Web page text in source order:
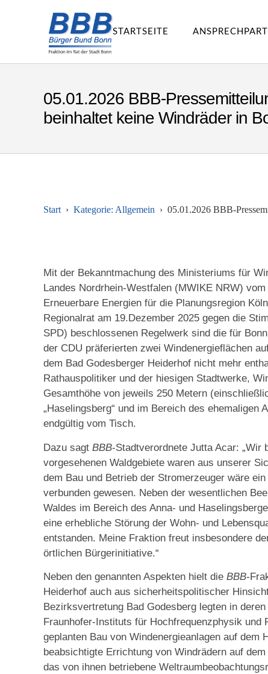
STARTSEITE
05.01.2026 BBB-
beinhaltet keine Windräder in
Start Kategorie: Allgemein 05.01.2026 BBB-
Mit der Bekanntmachung des Ministeriums für
Landes Nordrhein-Westfalen (MWIKE NRW)
Erneuerbare Energien für die Planungsregion
Regionalrat am 19.Dezember 2025 gegen die
SPD) beschlossenen Regelwerk sind die für
der CDU präferierten zwei Windenergieflächen
dem Bad Godesberger Heiderhof nicht mehr
Rathauspolitiker und der hiesigen Stadtwerke,
Gesamthöhe von jeweils 250 Metern
„Haselingsberg“ und im Bereich des
endgültig vom Tisch.
Dazu sagt BBB-Stadtverordnete Jutta Acar: „Wir
vorgesehenen Waldgebiete waren aus unserer
dem Bau und Betrieb der Stromerzeuger wäre
verbunden gewesen. Neben der wesentlichen
Waldes im Bereich des Anna- und
eine erhebliche Störung der Wohn- und
entstanden. Meine Fraktion freut insbesondere
örtlichen Bürgerinitiative.“
Neben den genannten Aspekten hielt die BBB-
Heiderhof auch aus sicherheitspolitischer
Bezirksvertretung Bad Godesberg legten in
Fraunhofer-Instituts für Hochfrequenzphysik und
geplanten Bau von Windenergieanlagen auf
beabsichtigte Errichtung von Windrädern auf
das von ihnen betriebene